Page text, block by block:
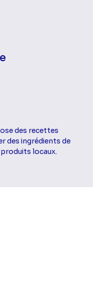
des recettes
des ingrédients de
locaux.
fiche diffusion